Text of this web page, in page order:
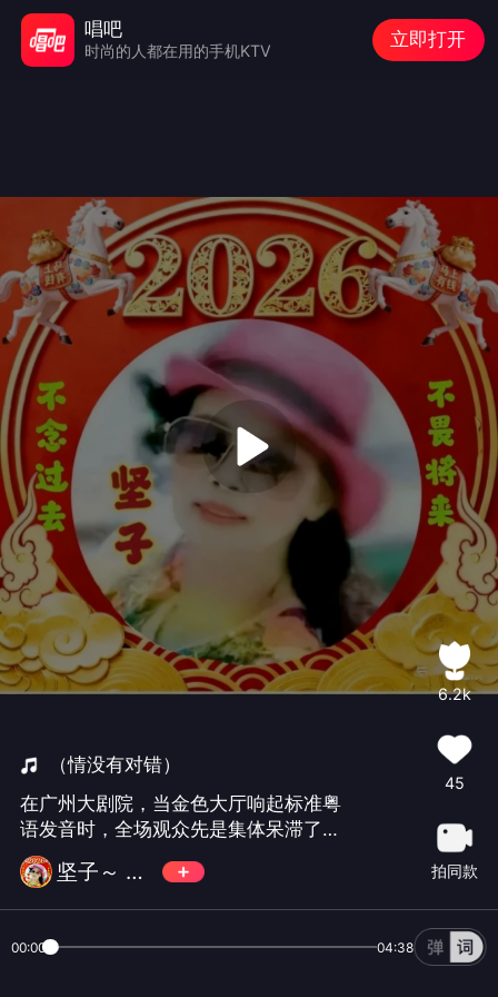
（情没有对错）
在广州大剧院，当金色大厅响起标准粤
语发音时，全场观众先是集体呆滞了三
秒，然后爆发出雷鸣般的掌声，30多位
欧洲歌唱家用字正腔圆的粤语唱这首
歌，台下2000多名观众自发打开手机闪
动不已！1
坚子～ 周五下午4点更新
6.2k
45
拍同款
00:00 04:38
唱吧
时尚的人都在用的手机KTV
立即打开